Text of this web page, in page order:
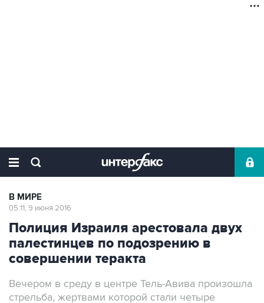
В МИРЕ
05:11, 9 июня 2016
Полиция Израиля арестовала двух
палестинцев по подозрению в
совершении теракта
Вечером в среду в центре Тель-Авива произошла
стрельба, жертвами которой стали четыре